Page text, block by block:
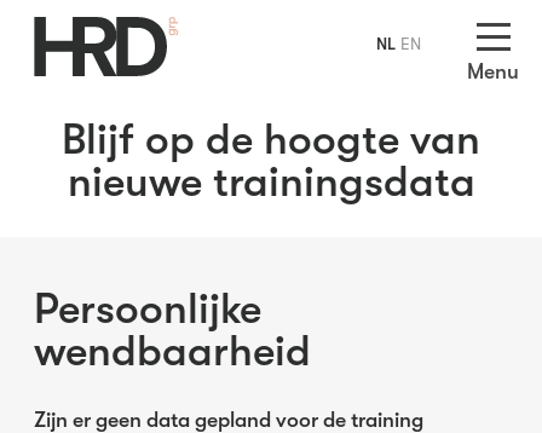
Menu
Blijf op de hoogte van
nieuwe trainingsdata
Persoonlijke
wendbaarheid
Zijn er geen data gepland voor de training
NL EN